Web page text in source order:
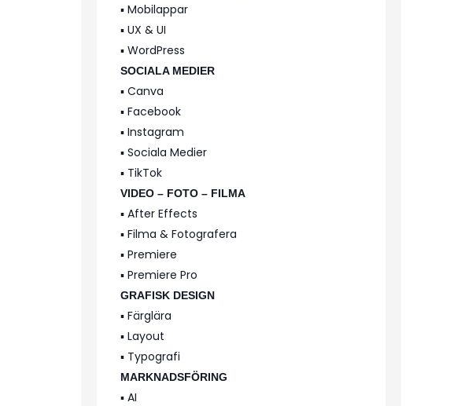
▪️ Mobilappar
▪️ UX & UI
▪️ WordPress
SOCIALA MEDIER
▪️ Canva
▪️ Facebook
▪️ Instagram
▪️ Sociala Medier
▪️ TikTok
VIDEO – FOTO – FILMA
▪️ After Effects
▪️ Filma & Fotografera
▪️ Premiere
▪️ Premiere Pro
GRAFISK DESIGN
▪️ Färglära
▪️ Layout
▪️ Typografi
MARKNADSFÖRING
▪️ AI